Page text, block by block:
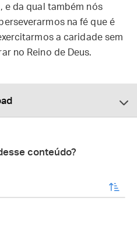
e da qual também nós
na fé que é
a caridade sem
no Reino de Deus.
conteúdo?
enviar